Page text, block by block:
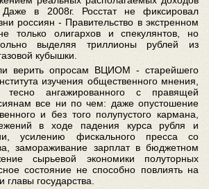
в 2008г. Росстат не фиксировал
россиян - Правительство в экстренном
только олигархов и спекулянтов, но
выделяя триллионы рублей из
кубышки.
верить опросам ВЦИОМ - старейшего
изучения общественного мнения,
ангажированного с правящей
все ни по чем: даже опустошение
и без того полупустого кармана,
в ходе падения курса рубля и
усилению фискального пресса со
замораживание зарплат в бюджетном
сырьевой экономики полуторных
состояние не способно повлиять на
главы государства.